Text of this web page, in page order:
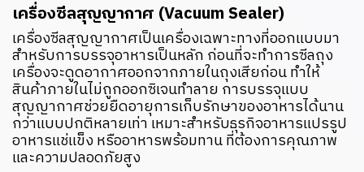
เครื่องซีลสุญญากาศ (Vacuum Sealer)
เครื่องซีลสุญญากาศเป็นเครื่องเฉพาะทางที่ออกแบบมา
สำหรับการบรรจุอาหารเป็นหลัก ก่อนที่จะทำการซีลถุง
เครื่องจะดูดอากาศออกจากภายในถุงเสียก่อน ทำให้
สินค้าภายในไม่ถูกออกซิเจนทำลาย การบรรจุแบบ
สุญญากาศช่วยยืดอายุการเก็บรักษาของอาหารได้นาน
กว่าแบบปกติหลายเท่า เหมาะสำหรับธุรกิจอาหารแปรรูป
อาหารแช่แข็ง หรืออาหารพร้อมทาน ที่ต้องการคุณภาพ
และความปลอดภัยสูง